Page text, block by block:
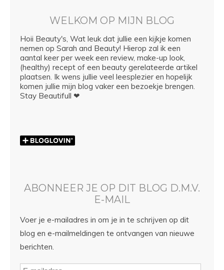
WELKOM OP MIJN BLOG
Hoii Beauty's, Wat leuk dat jullie een kijkje komen
nemen op Sarah and Beauty! Hierop zal ik een
aantal keer per week een review, make-up look,
(healthy) recept of een beauty gerelateerde artikel
plaatsen. Ik wens jullie veel leesplezier en hopelijk
komen jullie mijn blog vaker een bezoekje brengen.
Stay Beautifull ❤
ABONNEER JE OP DIT BLOG D.M.V.
E-MAIL
Voer je e-mailadres in om je in te schrijven op dit
blog en e-mailmeldingen te ontvangen van nieuwe
berichten.